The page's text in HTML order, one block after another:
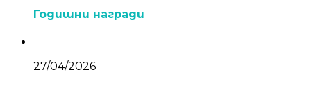
Годишни награди
27/04/2026